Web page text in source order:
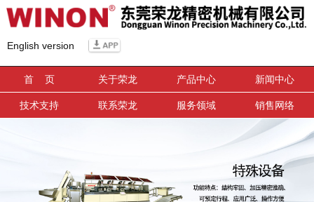
English version
首 页 关于荣龙 产品中心 新闻中心
技术支持 联系荣龙 服务领域 销售网络
信息搜索
搜索